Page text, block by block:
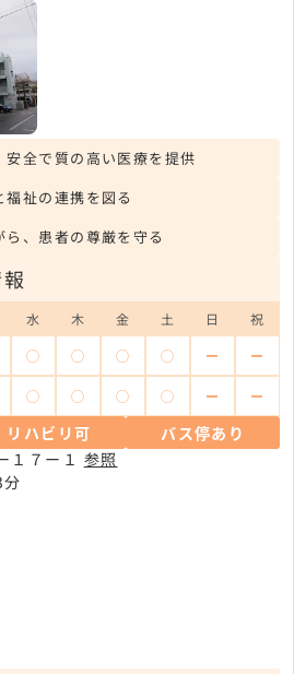
全で質の高い医療を提供
祉の連携を図る
、患者の尊厳を守る
水 木 金 土 日 祝
◯ ◯ ◯ ◯ ー ー
◯ ◯ ◯ ◯ ー ー
リハビリ可
バス停あり
１７ー１ 参照